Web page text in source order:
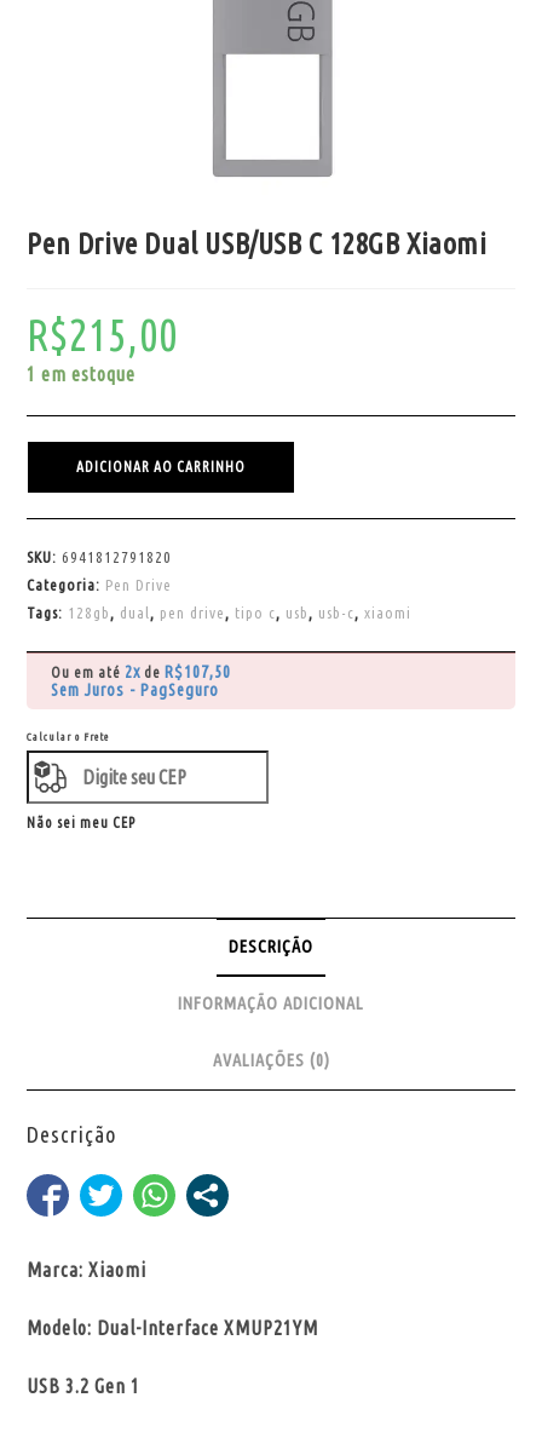
Pen Drive Dual USB/USB C 128GB Xiaomi
R$215,00
1 em estoque
ADICIONAR AO CARRINHO
SKU:6941812791820
Categoria: Pen Drive
Tags: 128gb , dual , pen drive , tipo c, usb , usb-c,xiaomi
Ou em até 2x de R$107,50
Sem Juros - PagSeguro
Calcular o Frete
Não sei meu CEP
DESCRIÇÃO
INFORMAÇÃO ADICIONAL
AVALIAÇÕES (0)
Descrição
Marca: Xiaomi
Modelo: Dual-Interface XMUP21YM
USB 3.2 Gen 1